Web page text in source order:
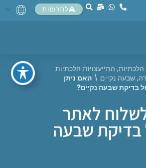
לתרומות
הלכתיות, התייעצויות הלכתיות
, שבעה נקיים \ האם ניתן
בדיקת שבעה נקיים?
לאתר
בדיקת שבעה